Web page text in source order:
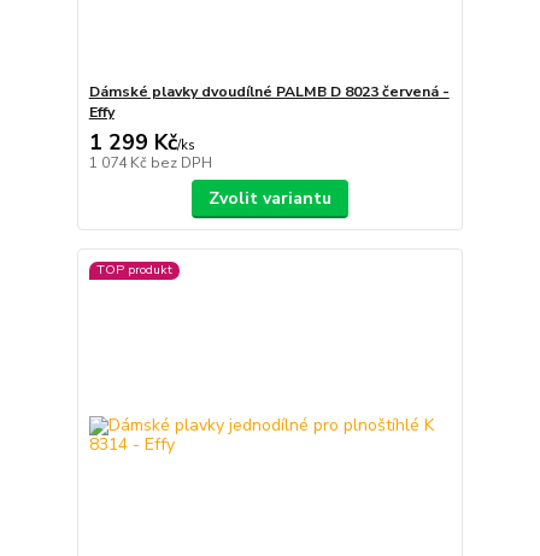
Dámské plavky dvoudílné PALMB D 8023 červená -
Effy
1 299 Kč/ks
1 074 Kč bez DPH
Zvolit variantu
TOP produkt